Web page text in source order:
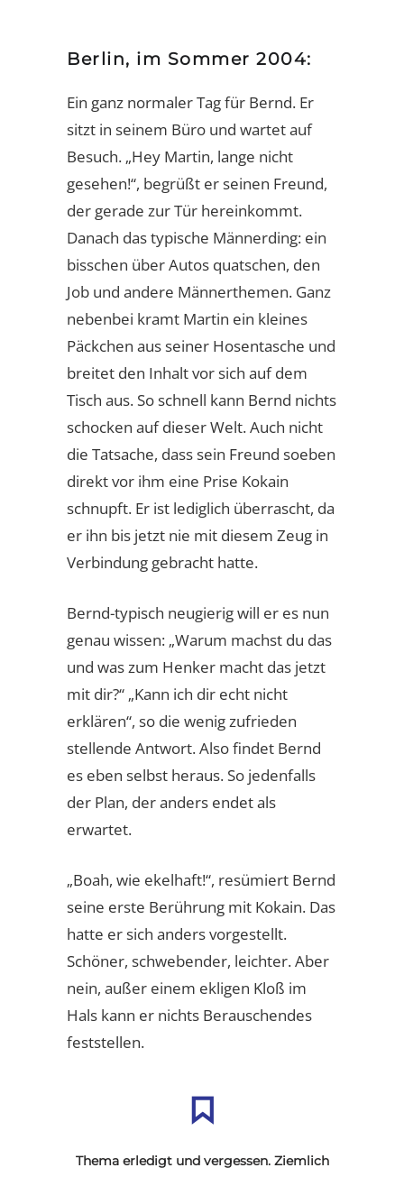
Berlin, im Sommer 2004:
Ein ganz normaler Tag für Bernd. Er
sitzt in seinem Büro und wartet auf
Besuch. „Hey Martin, lange nicht
gesehen!“, begrüßt er seinen Freund,
der gerade zur Tür hereinkommt.
Danach das typische Männerding: ein
bisschen über Autos quatschen, den
Job und andere Männerthemen. Ganz
nebenbei kramt Martin ein kleines
Päckchen aus seiner Hosentasche und
breitet den Inhalt vor sich auf dem
Tisch aus. So schnell kann Bernd nichts
schocken auf dieser Welt. Auch nicht
die Tatsache, dass sein Freund soeben
direkt vor ihm eine Prise Kokain
schnupft. Er ist lediglich überrascht, da
er ihn bis jetzt nie mit diesem Zeug in
Verbindung gebracht hatte.
Bernd-typisch neugierig will er es nun
genau wissen: „Warum machst du das
und was zum Henker macht das jetzt
mit dir?“ „Kann ich dir echt nicht
erklären“, so die wenig zufrieden
stellende Antwort. Also findet Bernd
es eben selbst heraus. So jedenfalls
der Plan, der anders endet als
erwartet.
„Boah, wie ekelhaft!“, resümiert Bernd
seine erste Berührung mit Kokain. Das
hatte er sich anders vorgestellt.
Schöner, schwebender, leichter. Aber
nein, außer einem ekligen Kloß im
Hals kann er nichts Berauschendes
feststellen.
Thema erledigt und vergessen. Ziemlich